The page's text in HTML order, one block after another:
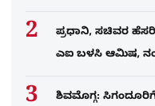
ಪ್ರಧಾನಿ, ಸಚಿವರ
ಎಐ ಬಳಸಿ ಆಮಿಷ,
ಶಿವಮೊಗ್ಗ: